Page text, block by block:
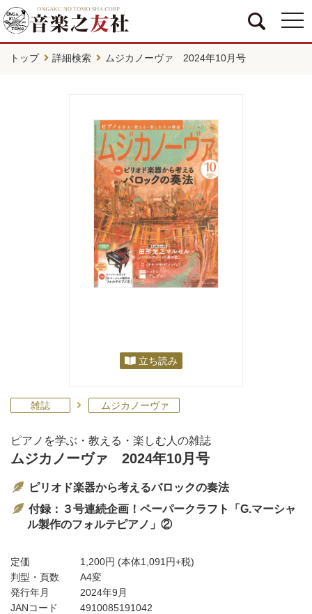
トップ 詳細検索 ムジカノーヴァ 2024年10月号
立ち読み
雑誌 ムジカノーヴァ
ピアノを学ぶ・教える・楽しむ人の雑誌
ムジカノーヴァ 2024年10月号
ピリオド楽器から考えるバロックの奏法
付録：３号連続企画！ペーパークラフト「G.マーシャ
ル製作のフォルテピアノ」②
定価 1,200円 (本体1,091円+税)
判型・頁数
A4変
発行年月
2024年9月
JANコード
4910085191042